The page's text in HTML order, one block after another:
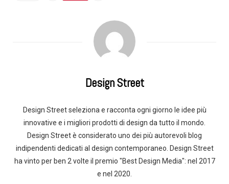
Design Street
Design Street seleziona e racconta ogni giorno le idee più
innovative e i migliori prodotti di design da tutto il mondo.
Design Street è considerato uno dei più autorevoli blog
indipendenti dedicati al design contemporaneo. Design Street
ha vinto per ben 2 volte il premio "Best Design Media": nel 2017
e nel 2020.